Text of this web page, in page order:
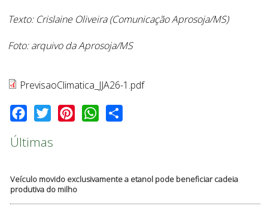
Últimas
Veículo movido exclusivamente a etanol pode beneficiar cadeia
produtiva do milho
Texto: Crislaine Oliveira (Comunicação Aprosoja/MS)
Foto: arquivo da Aprosoja/MS
PrevisaoClimatica_JJA26-1.pdf
Facebook
Twitter PinterestWhatsApp